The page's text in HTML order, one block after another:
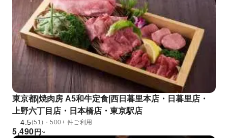
東京都|焼肉房 A5和牛定食|西日暮里本店・日暮里店・
上野六丁目店・日本橋店・東京駅店
4.5(51)・500+ 件ご利用
円
5,490 ~